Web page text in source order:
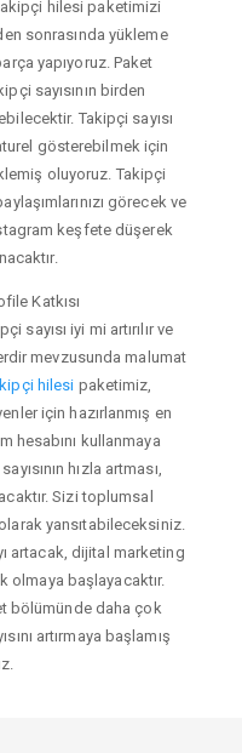
hilesi paketimizi
sonrasında yükleme
yapıyoruz. Paket
sayısının birden
Takipçi sayısı
gösterebilmek için
oluyoruz. Takipçi
görecek ve
keşfete düşerek
Katkısı
sayısı iyi mi artırılır ve
mevzusunda malumat
hilesi paketimiz,
için hazırlanmış en
hesabını kullanmaya
hızla artması,
Sizi toplumsal
yansıtabileceksiniz.
artacak, dijital marketing
olmaya başlayacaktır.
bölümünde daha çok
artırmaya başlamış